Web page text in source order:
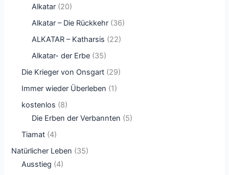
Alkatar (20)
Alkatar – Die Rückkehr (36)
ALKATAR – Katharsis (22)
Alkatar- der Erbe (35)
Die Krieger von Onsgart (29)
Immer wieder Überleben (1)
kostenlos (8)
Die Erben der Verbannten (5)
Tiamat (4)
Natürlicher Leben (35)
Ausstieg (4)